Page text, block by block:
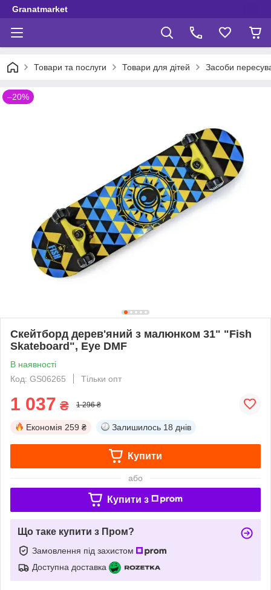
Granatmarket
Товари та послуги Товари для дітей Засоби
–20%
Скейтборд дерев'яний з малюнком 31" "Fish
Skateboard", Eye DMF
В наявності
Код: GS06265
Тільки опт
1 037 ₴ 1 296 ₴
Економія 259 ₴ Залишилось 18 днів
Купити
або
Купити з
Що таке купити з Пром?
Замовлення під захистом
Доступна доставка